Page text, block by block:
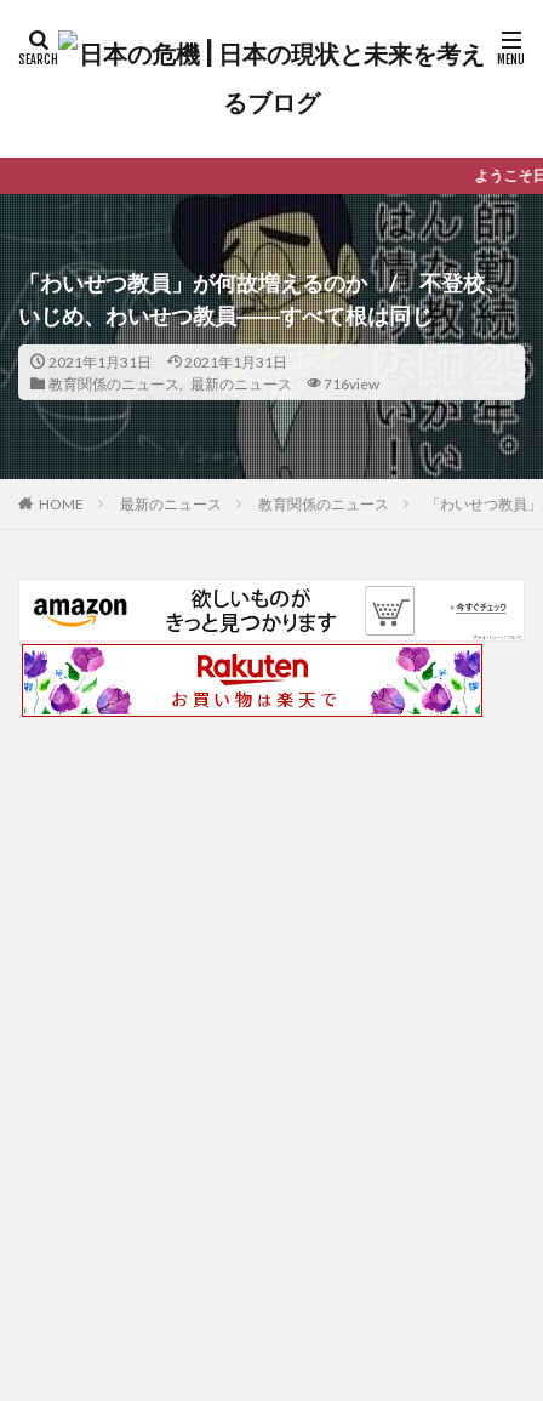
ようこそ日本の危機へ！このブログ
「わいせつ教員」が何故増えるのか / 不登校、
いじめ、わいせつ教員――すべて根は同じ
2021年1月31日
2021年1月31日
教育関係のニュース
最新のニュース 716view
HOME 最新のニュース 教育関係のニュース 「わいせつ教